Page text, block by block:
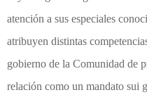
atención a sus especiales
atribuyen distintas
gobierno de la Comunidad de
relación como un mandato sui